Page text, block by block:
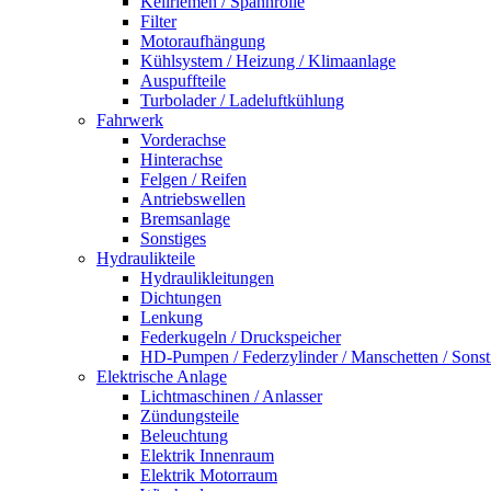
Filter
Motoraufhängung
Kühlsystem / Heizung / Klimaanlage
Auspuffteile
Turbolader / Ladeluftkühlung
Fahrwerk
Vorderachse
Hinterachse
Felgen / Reifen
Antriebswellen
Bremsanlage
Sonstiges
Hydraulikteile
Hydraulikleitungen
Dichtungen
Lenkung
Federkugeln / Druckspeicher
HD-Pumpen / Federzylinder / Manschetten /
Elektrische Anlage
Lichtmaschinen / Anlasser
Zündungsteile
Beleuchtung
Elektrik Innenraum
Elektrik Motorraum